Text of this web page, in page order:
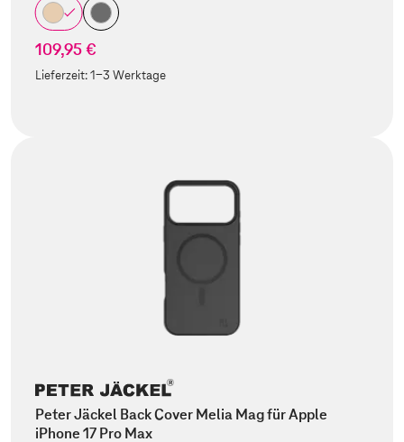
109,95 €
Lieferzeit:1-3 Werktage
Peter Jäckel Back Cover Melia Mag für Apple
iPhone 17 Pro Max